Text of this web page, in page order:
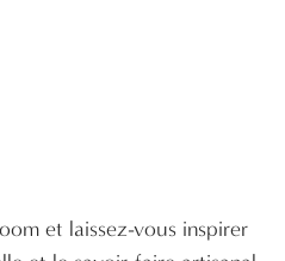
et laissez-vous inspirer